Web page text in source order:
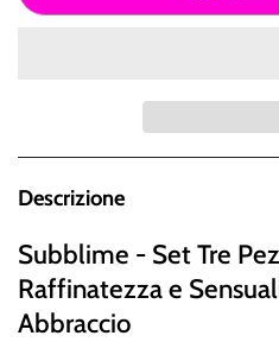
Descrizione
Subblime - Set Tre
Raffinatezza e
Abbraccio